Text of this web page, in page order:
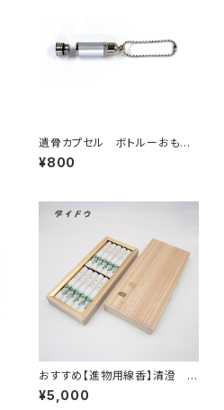
遺骨カプセル ボトルーおもい
でのあかしーペット仏具
¥800
おすすめ【進物用線香】清澄 香
樹林<煙量：微煙> 『御霊前・
お彼岸・お盆のお供えに』 桐
¥5,000